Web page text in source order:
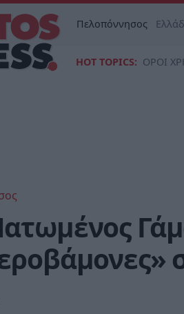
Πελοπόννησος
HOT TOPICS: ΟΡΟΙ